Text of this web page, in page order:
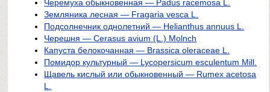
Черемуха обыкновенная — Padus racemosa L.
Земляника лесная — Fragaria vesca L.
Подсолнечник однолетний — Helianthus annuus L.
Черешня — Cerasus avium (L.) Molnch
Капуста белокочанная — Brassica oleraceae L.
Помидор культурный — Lycopersicum esculentum Mill.
Щавель кислый или обыкновенный — Rumex acetosa
L.